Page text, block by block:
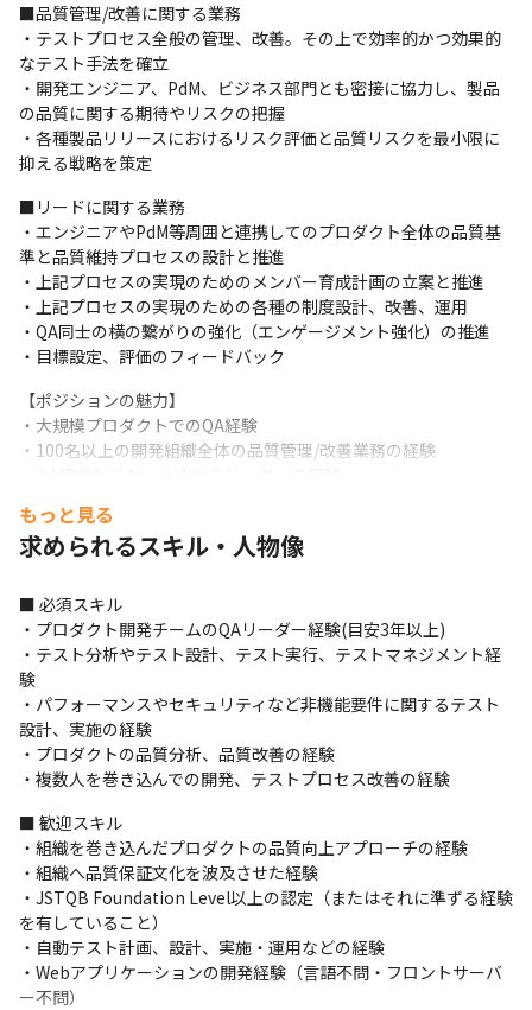
■品質管理/改善に関する業務
・テストプロセス全般の管理、改善。その上で効率的かつ効果的
なテスト手法を確立
・開発エンジニア、PdM、ビジネス部門とも密接に協力し、製品
の品質に関する期待やリスクの把握
・各種製品リリースにおけるリスク評価と品質リスクを最小限に
抑える戦略を策定
■リードに関する業務
・エンジニアやPdM等周囲と連携してのプロダクト全体の品質基
準と品質維持プロセスの設計と推進
・上記プロセスの実現のためのメンバー育成計画の立案と推進
・上記プロセスの実現のための各種の制度設計、改善、運用
・QA同士の横の繋がりの強化（エンゲージメント強化）の推進
・目標設定、評価のフィードバック
【ポジションの魅力】
・大規模プロダクトでのQA経験
・100名以上の開発組織全体の品質管理/改善業務の経験
もっと見る
求められるスキル・人物像
■ 必須スキル
・プロダクト開発チームのQAリーダー経験(目安3年以上)
・テスト分析やテスト設計、テスト実行、テストマネジメント経
験
・パフォーマンスやセキュリティなど非機能要件に関するテスト
設計、実施の経験
・プロダクトの品質分析、品質改善の経験
・複数人を巻き込んでの開発、テストプロセス改善の経験
■ 歓迎スキル
・組織を巻き込んだプロダクトの品質向上アプローチの経験
・組織へ品質保証文化を波及させた経験
・JSTQB Foundation Level以上の認定（またはそれに準ずる経験
を有していること）
・自動テスト計画、設計、実施・運用などの経験
・Webアプリケーションの開発経験（言語不問・フロントサーバ
ー不問）